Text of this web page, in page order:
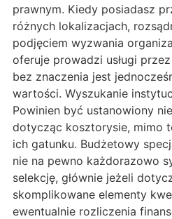
prawnym. Kiedy posiadasz
różnych lokalizacjach,
podjęciem wyzwania
oferuje prowadzi usługi
bez znaczenia jest
wartości. Wyszukanie
Powinien być ustanowiony
dotycząc kosztorysie, mimo
ich gatunku. Budżetowy
nie na pewno każdorazowo
selekcję, głównie jeżeli
skomplikowane elementy
ewentualnie rozliczenia